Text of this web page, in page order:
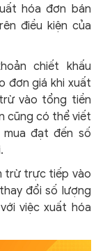
hóa đơn bán
điều kiện của
chiết khấu
đơn giá khi xuất
vào tổng tiền
cũng có thể viết
mua đạt đến số
trừ trực tiếp vào
đổi số lượng
việc xuất hóa